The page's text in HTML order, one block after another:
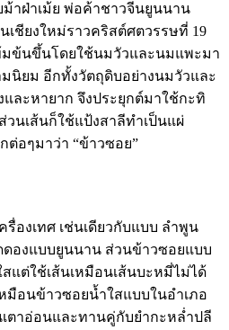
าฝ่าเม้ย พ่อค้าชาวจีนยูนนาน
ชียงใหม่ราวคริสต์ศตวรรษที่ 19
มข้นขึ้นโดยใช้นมวัวและนมแพะมา
นิยม อีกทั้งวัตถุดิบอย่างนมวัวและ
ละหายาก จึงประยุกต์มาใช้กะทิ
นเส้นก็ใช้แป้งสาลีทำเป็นแผ่
ต่อๆมาว่า “ข้าวซอย”
องเทศ เช่นเดียวกับแบบ ลำพูน
องแบบยูนนาน ส่วนข้าวซอยแบบ
แต่ใช้เส้นเหมือนเส้นบะหมี่ไม่ได้
มือนข้าวซอยน้ำใสแบบในอำเภอ
เตาอ่อนและทานคู่กับยำกะหล่ำปลี